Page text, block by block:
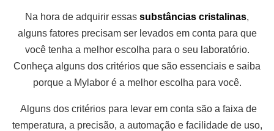
Na hora de adquirir essas substâncias cristalinas,
alguns fatores precisam ser levados em conta para que
você tenha a melhor escolha para o seu laboratório.
Conheça alguns dos critérios que são essenciais e saiba
porque a Mylabor é a melhor escolha para você.
Alguns dos critérios para levar em conta são a faixa de
temperatura, a precisão, a automação e facilidade de uso,